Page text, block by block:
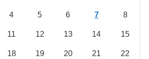
4 5 6 7 8
11 12 13 14 15
18 19 20 21 22